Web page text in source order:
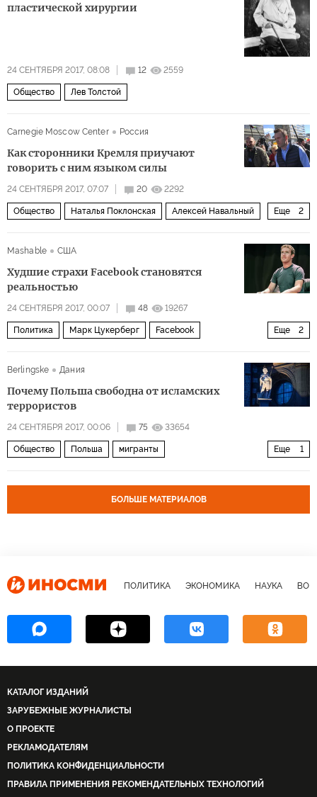
пластической хирургии
24 СЕНТЯБРЯ 2017, 08:08 12 2559
Общество Лев Толстой
Carnegie Moscow Center Россия
Как сторонники Кремля приучают
говорить с ним языком силы
24 СЕНТЯБРЯ 2017, 07:07 20 2292
Еще 2
Общество Наталья Поклонская Алексей Навальный
Mashable
США
Худшие страхи Facebook становятся
реальностью
24 СЕНТЯБРЯ 2017, 00:07 48 19267
Еще 2
Политика Марк Цукерберг Facebook
Berlingske
Дания
Почему Польша свободна от исламских
террористов
24 СЕНТЯБРЯ 2017, 00:06 75 33654
Еще 1
Общество Польша мигранты
БОЛЬШЕ МАТЕРИАЛОВ
ПОЛИТИКА ЭКОНОМИКА НАУКА
КАТАЛОГ ИЗДАНИЙ
ЗАРУБЕЖНЫЕ ЖУРНАЛИСТЫ
О ПРОЕКТЕ
РЕКЛАМОДАТЕЛЯМ
ПОЛИТИКА КОНФИДЕНЦИАЛЬНОСТИ
ПРАВИЛА ПРИМЕНЕНИЯ РЕКОМЕНДАТЕЛЬНЫХ ТЕХНОЛОГИЙ